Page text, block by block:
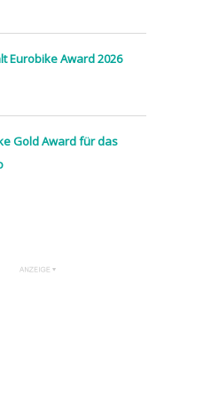
Eurobike Award 2026
Gold Award für das